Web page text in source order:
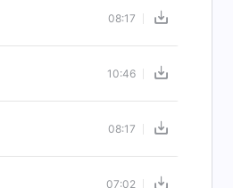
08:17
10:46
08:17
07:02